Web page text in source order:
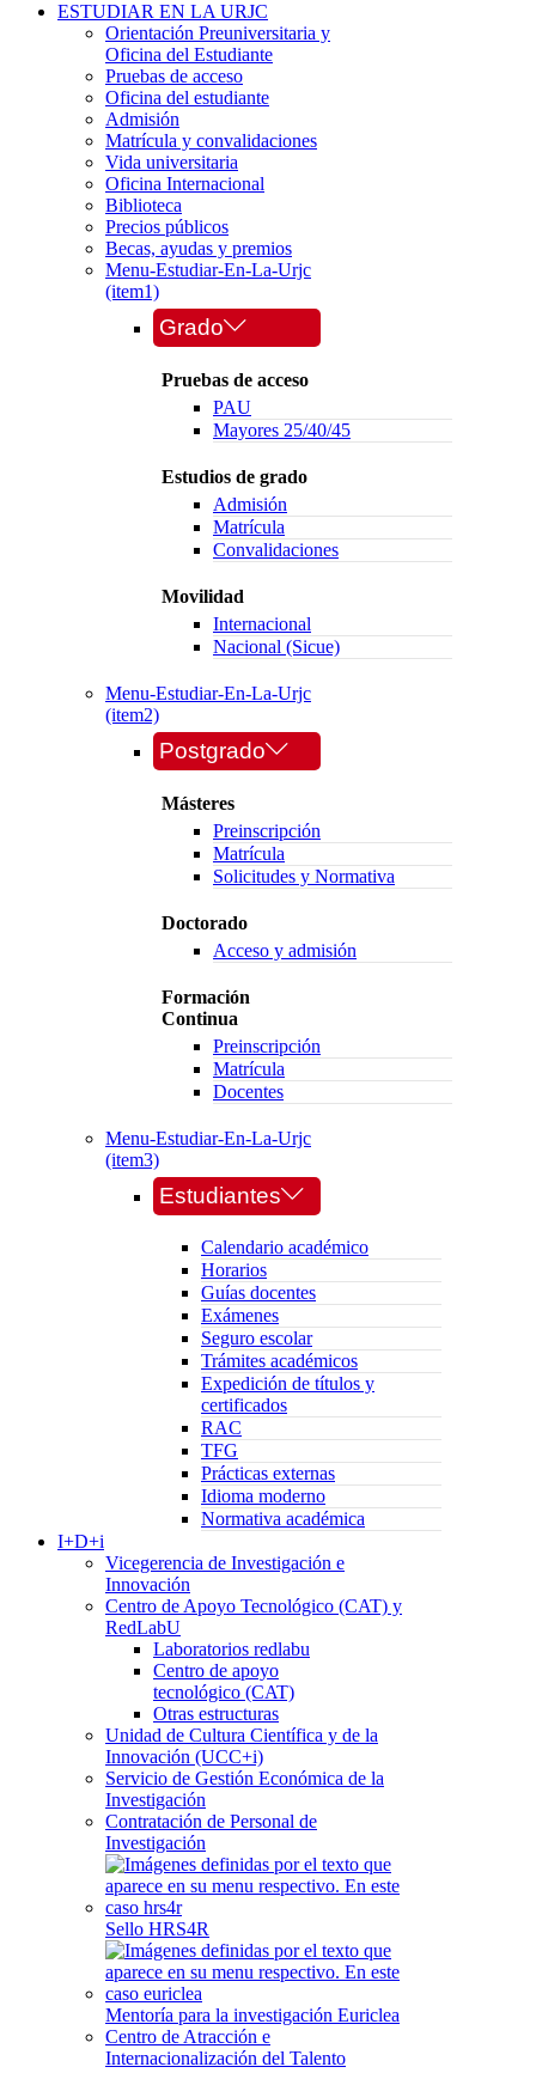
ESTUDIAR EN LA URJC
Orientación Preuniversitaria y
Oficina del Estudiante
Pruebas de acceso
Oficina del estudiante
Admisión
Matrícula y convalidaciones
Vida universitaria
Oficina Internacional
Biblioteca
Precios públicos
Becas, ayudas y premios
Menu-Estudiar-En-La-Urjc
(item1)
Grado
Pruebas de acceso
PAU
Mayores 25/40/45
Estudios de grado
Admisión
Matrícula
Convalidaciones
Movilidad
Internacional
Nacional (Sicue)
Menu-Estudiar-En-La-Urjc
(item2)
Postgrado
Másteres
Preinscripción
Matrícula
Solicitudes y Normativa
Doctorado
Acceso y admisión
Formación
Continua
Preinscripción
Matrícula
Docentes
Menu-Estudiar-En-La-Urjc
(item3)
Estudiantes
Calendario académico
Horarios
Guías docentes
Exámenes
Seguro escolar
Trámites académicos
Expedición de títulos y
certificados
RAC
TFG
Prácticas externas
Idioma moderno
Normativa académica
I+D+i
Vicegerencia de Investigación e
Innovación
Centro de Apoyo Tecnológico (CAT) y
RedLabU
Laboratorios redlabu
Centro de apoyo
tecnológico (CAT)
Otras estructuras
Unidad de Cultura Científica y de la
Innovación (UCC+i)
Servicio de Gestión Económica de la
Investigación
Contratación de Personal de
Investigación
Sello HRS4R
Mentoría para la investigación Euriclea
Centro de Atracción e
Internacionalización del Talento